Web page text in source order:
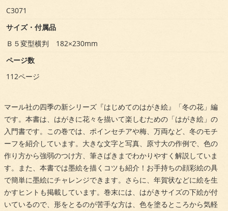
C3071
サイズ・付属品
Ｂ５変型横判 182×230mm
ページ数
112ページ
マール社の四季の新シリーズ『はじめてのはがき絵』「冬の花」編
です。本書は、はがきに花々を描いて楽しむための「はがき絵」の
入門書です。この巻では、ポインセチアや梅、万両など、冬のモチ
ーフを紹介しています。大きな文字と写真、原寸大の作例で、色の
作り方から強弱のつけ方、筆さばきまでわかりやすく解説していま
す。また、本書では墨絵を描くコツも紹介！お手持ちの顔彩絵の具
で簡単に墨絵にチャレンジできます。さらに、年賀状などに絵を生
かすヒントも掲載しています。巻末には、はがきサイズの下絵が付
いているので、形をとるのが苦手な方は、色を塗るところから気軽